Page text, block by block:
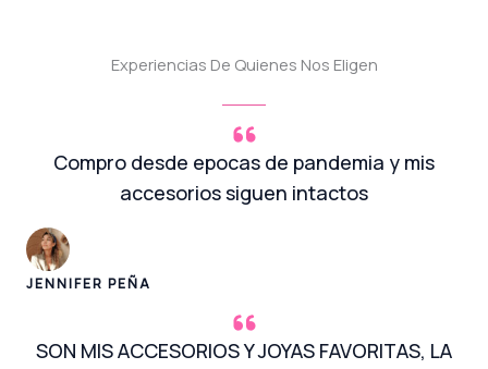
Experiencias De Quienes Nos Eligen
Compro desde epocas de pandemia y mis
accesorios siguen intactos
JENNIFER PEÑA
SON MIS ACCESORIOS Y JOYAS FAVORITAS, LA